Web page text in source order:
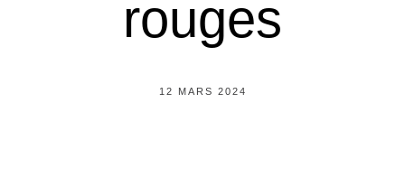
rouges
12 MARS 2024